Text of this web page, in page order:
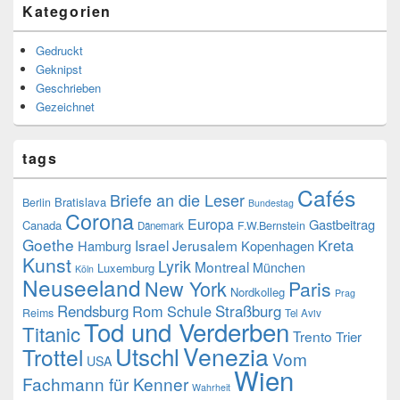
Kategorien
Gedruckt
Geknipst
Geschrieben
Gezeichnet
tags
Berlin Bratislava Briefe an die Leser Bundestag Cafés
Canada Corona Dänemark Europa F.W.Bernstein Gastbeitrag
Goethe Hamburg IsraelJerusalem Kopenhagen Kreta
Kunst Köln Luxemburg Lyrik Montreal München
Neuseeland New York Nordkolleg Paris Prag
Reims Rendsburg Rom Schule Straßburg Tel Aviv
TitanicTod und Verderben Trento Trier
Trottel USA UtschlVeneziaVom
Fachmann für Kenner Wahrheit Wien